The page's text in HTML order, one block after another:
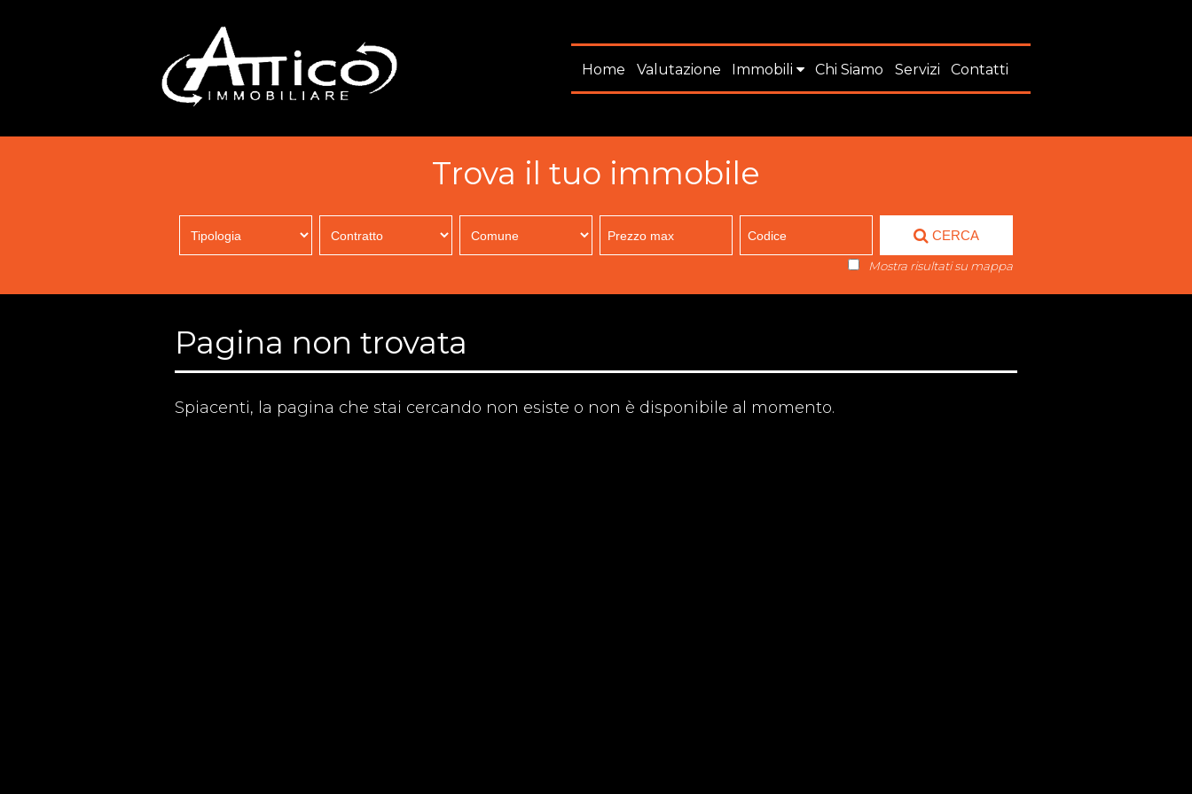
Home Valutazione Immobili Chi Siamo Servizi Contatti
Trova il tuo immobile
CERCA
Mostra risultati su mappa
Pagina non trovata
Spiacenti, la pagina che stai cercando non esiste o non è disponibile al momento.